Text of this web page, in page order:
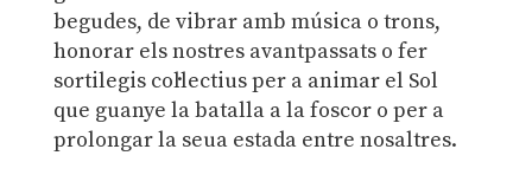
begudes, de vibrar amb música o trons,
honorar els nostres avantpassats o fer
sortilegis col·lectius per a animar el Sol
que guanye la batalla a la foscor o per a
prolongar la seua estada entre nosaltres.